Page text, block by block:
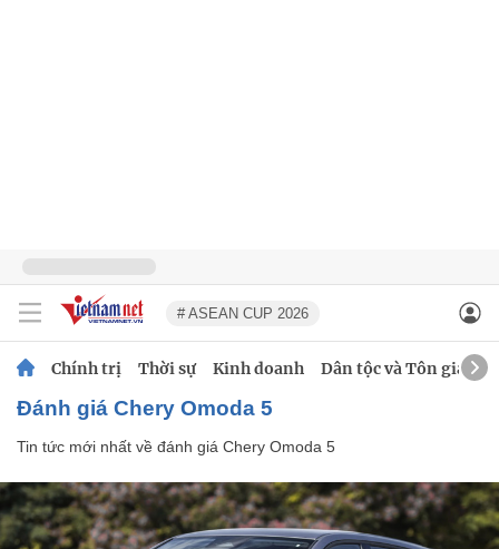
# ASEAN CUP 2026
Chính trị Thời sự Kinh doanh Dân tộc và Tôn giáo
đánh giá Chery Omoda 5
Tin tức mới nhất về đánh giá Chery Omoda 5